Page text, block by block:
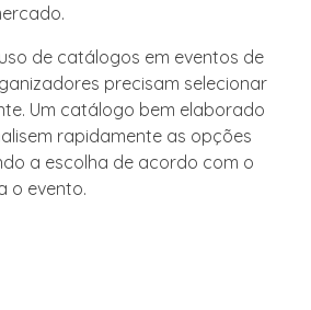
de catálogos em eventos de
precisam selecionar
Um catálogo bem elaborado
rapidamente as opções
a escolha de acordo com o
o evento.